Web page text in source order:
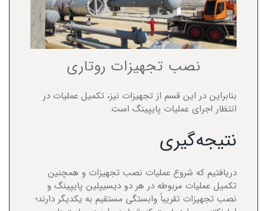
نصب تجهیزات روتاری
بنابراین در این قسم از تجهیزات نیز، تکمیل عملیات در
انتظار اجرای عملیات پایپینگ است.
نتیجه‌گیری
دریافتیم که شروع عملیات نصب تجهیزات و همچنین
تکمیل عملیات مربوطه در هر دو دیسیپلین پایپینگ و
نصب تجهیزات تقریباً وابستگی مستقیم به یکدیگر دارند؛